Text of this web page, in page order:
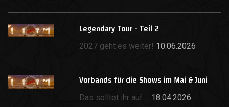
Legendary Tour - Teil 2
2027 geht es weiter! 10.06.2026
Vorbands für die Shows im Mai & Juni
Das solltet ihr auf ... 18.04.2026